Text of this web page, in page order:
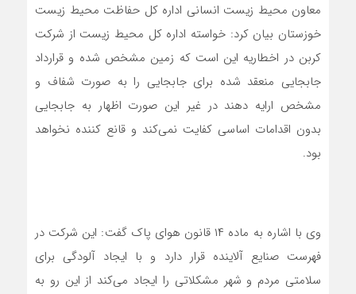
معاون محیط زیست انسانی اداره کل حفاظت محیط زیست
خوزستان بیان کرد: خواسته اداره کل محیط زیست از شرکت
کربن در اخطاریه این است که زمین مشخص شده و قرارداد
جابجایی منعقد شده برای جابجایی را به صورت شفاف و
مشخص ارایه دهند در غیر این صورت اظهار به جابجایی
بدون اقدامات اساسی کفایت نمی‌کند و قانع کننده نخواهد
بود.
وی با اشاره به ماده ۱۴ قانون هوای پاک گفت: این شرکت در
فهرست صنایع آلاینده قرار دارد و با ایجاد آلودگی برای
سلامتی مردم و شهر مشکلاتی را ایجاد می‌کند از این رو به